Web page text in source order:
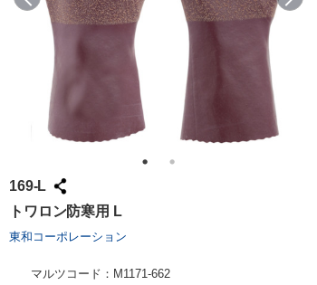
169-L
トワロン防寒用 L
東和コーポレーション
マルツコード： M1171-662